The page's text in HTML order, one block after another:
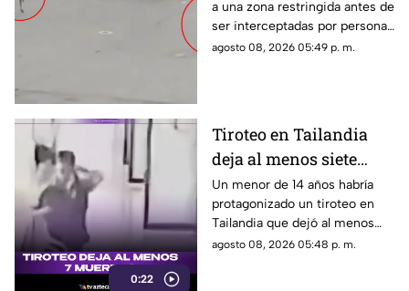
su vuelo; autoridades
logran detenerlas
a una zona restringida antes de
ser interceptadas por personal
del aeropuerto.
agosto 08, 2026 05:49 p. m.
0:22
Tiroteo en Tailandia
deja al menos siete
muertos
Un menor de 14 años habría
protagonizado un tiroteo en
Tailandia que dejó al menos
siete personas muertas, entre
agosto 08, 2026 05:48 p. m.